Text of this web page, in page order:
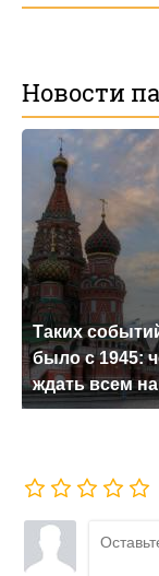
Новости
Таких
было с 1945:
ждать всем